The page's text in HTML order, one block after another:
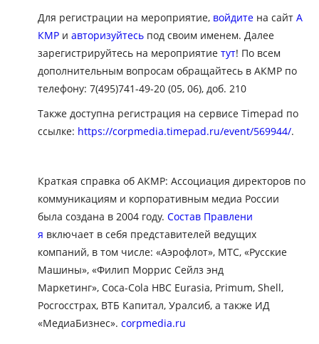
Для регистрации на мероприятие, войдитена сайт А
КМРи авторизуйтесьпод своим именем. Далее
зарегистрируйтесь на мероприятие тут! По всем
дополнительным вопросам обращайтесь в АКМР по
телефону: 7(495)741-49-20 (05, 06), доб. 210
Также доступна регистрация на сервисе Timepad по
ссылке: https://corpmedia.timepad.ru/event/569944/.
Краткая справка об АКМР: Ассоциация директоров по
коммуникациям и корпоративным медиа России
была создана в 2004 году. Состав Правлени
я включает в себя представителей ведущих
компаний, в том числе: «Аэрофлот», МТС, «Русские
Машины», «Филип Моррис Сейлз энд
Маркетинг», Coca-Cola HBC Eurasia, Primum, Shell,
Росгосстрах, ВТБ Капитал, Уралсиб, а также ИД
«МедиаБизнес». corpmedia.ru